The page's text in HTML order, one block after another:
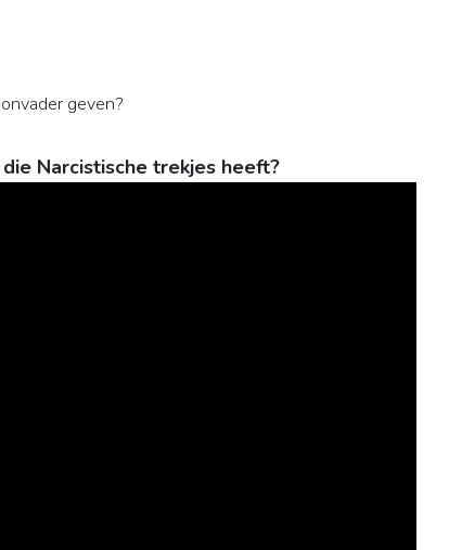
geven?
Narcistische trekjes heeft?